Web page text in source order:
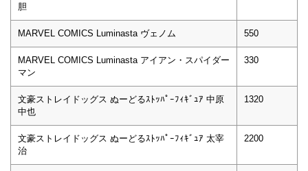
胆
MARVEL COMICS Luminasta ヴェノム 550
MARVEL COMICS Luminasta アイアン・スパイダー
マン
330
文豪ストレイドッグス ぬーどるｽﾄｯﾊﾟｰﾌｨｷﾞｭｱ 中原
中也
1320
文豪ストレイドッグス ぬーどるｽﾄｯﾊﾟｰﾌｨｷﾞｭｱ 太宰
治
2200